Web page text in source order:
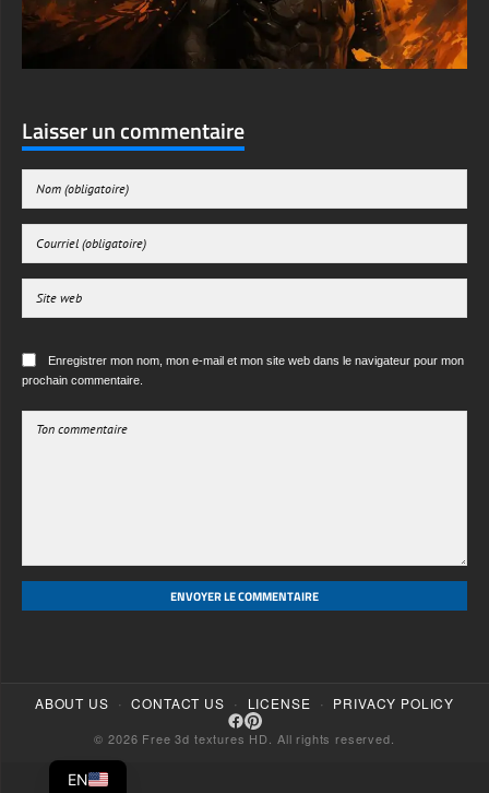
Laisser un commentaire
Enregistrer mon nom, mon e-mail et mon site web dans le navigateur pour mon
EN
CONTACT US · LICENSE